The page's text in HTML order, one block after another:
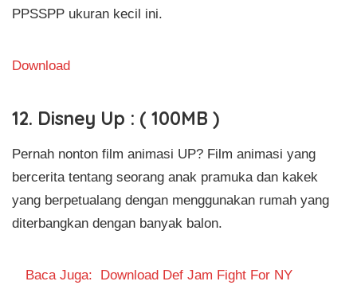
PPSSPP ukuran kecil ini.
Download
12. Disney Up : ( 100MB )
Pernah nonton film animasi UP? Film animasi yang
bercerita tentang seorang anak pramuka dan kakek
yang berpetualang dengan menggunakan rumah yang
diterbangkan dengan banyak balon.
Baca Juga: Download Def Jam Fight For NY